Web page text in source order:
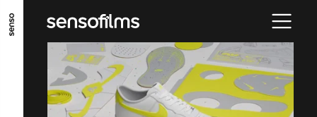
ALLER AU CONTENU PRINCIPAL
ALLER AU MENU PRINCIPAL
ALLER EN BAS DE PAGE